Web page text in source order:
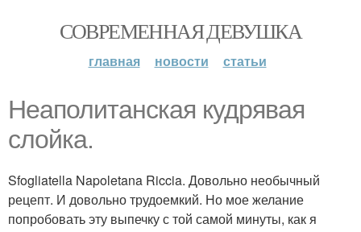
СОВРЕМЕННАЯ ДЕВУШКА
главная новости статьи
Неаполитанская кудрявая
слойка.
Sfogliatella Napoletana Riccia. Довольно необычный
рецепт. И довольно трудоемкий. Но мое желание
попробовать эту выпечку с той самой минуты, как я